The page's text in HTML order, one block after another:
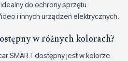
do ochrony sprzętu
i innych urządzeń elektrycznych.
w różnych kolorach?
SMART dostępny jest w kolorze